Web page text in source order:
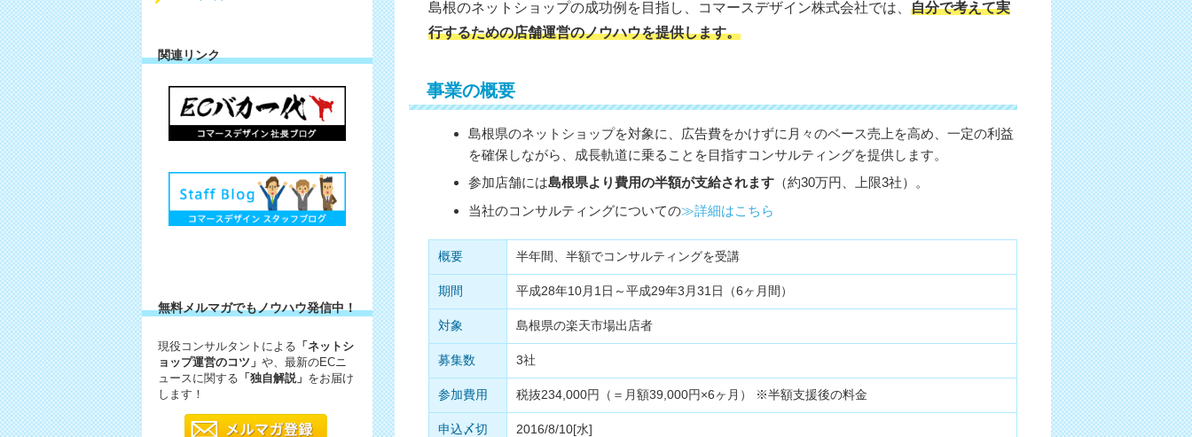
島根のネットショップの成功例を目指し、コマースデザイン株式会社では、 自分で考えて実
行するための店舗運営のノウハウを提供します。
事業の概要
島根県のネットショップを対象に、広告費をかけずに月々のベース売上を高め、一定の利益
を確保しながら、成長軌道に乗ることを目指すコンサルティングを提供します。
参加店舗には島根県より費用の半額が支給されます（約30万円、上限3社）。
当社のコンサルティングについての≫詳細はこちら
概要 半年間、半額でコンサルティングを受講
期間 平成28年10月1日～平成29年3月31日（6ヶ月間）
対象 島根県の楽天市場出店者
募集数 3社
参加費用 税抜234,000円（＝月額39,000円×6ヶ月） ※半額支援後の料金
申込〆切 2016/8/10[水]
関連リンク
無料メルマガでもノウハウ発信中！
現役コンサルタントによる 「ネットシ
ョップ運営のコツ」 や、最新のECニ
ュースに関する 「独自解説」 をお届け
します！